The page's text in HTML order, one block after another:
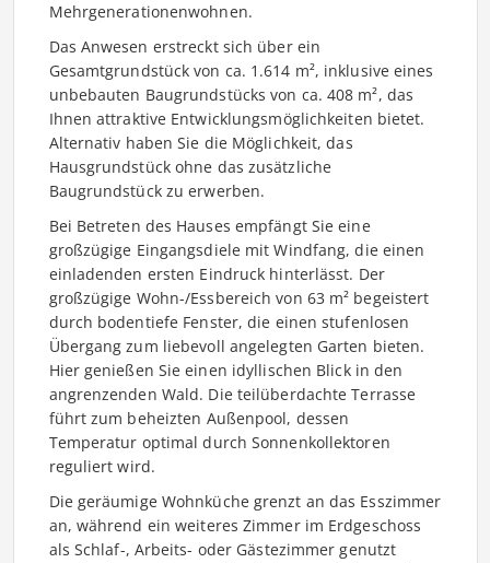
Mehrgenerationenwohnen.
Das Anwesen erstreckt sich über ein
Gesamtgrundstück von ca. 1.614 m², inklusive eines
unbebauten Baugrundstücks von ca. 408 m², das
Ihnen attraktive Entwicklungsmöglichkeiten bietet.
Alternativ haben Sie die Möglichkeit, das
Hausgrundstück ohne das zusätzliche
Baugrundstück zu erwerben.
Bei Betreten des Hauses empfängt Sie eine
großzügige Eingangsdiele mit Windfang, die einen
einladenden ersten Eindruck hinterlässt. Der
großzügige Wohn-/Essbereich von 63 m² begeistert
durch bodentiefe Fenster, die einen stufenlosen
Übergang zum liebevoll angelegten Garten bieten.
Hier genießen Sie einen idyllischen Blick in den
angrenzenden Wald. Die teilüberdachte Terrasse
führt zum beheizten Außenpool, dessen
Temperatur optimal durch Sonnenkollektoren
reguliert wird.
Die geräumige Wohnküche grenzt an das Esszimmer
an, während ein weiteres Zimmer im Erdgeschoss
als Schlaf-, Arbeits- oder Gästezimmer genutzt